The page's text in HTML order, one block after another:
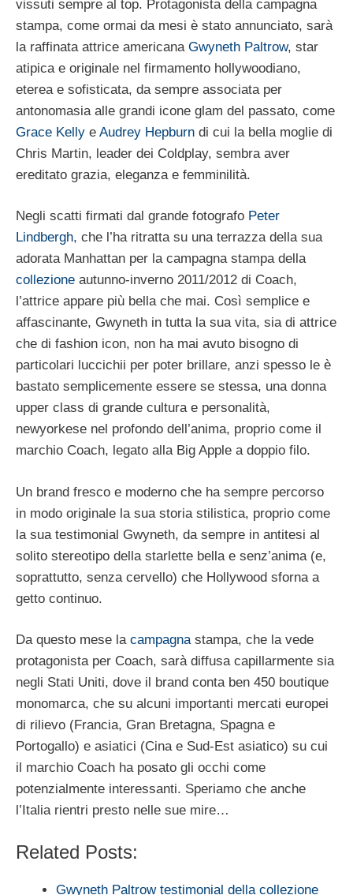
vissuti sempre al top. Protagonista della campagna
stampa, come ormai da mesi è stato annunciato, sarà
la raffinata attrice americana Gwyneth Paltrow, star
atipica e originale nel firmamento hollywoodiano,
eterea e sofisticata, da sempre associata per
antonomasia alle grandi icone glam del passato, come
Grace Kelly e Audrey Hepburn di cui la bella moglie di
Chris Martin, leader dei Coldplay, sembra aver
ereditato grazia, eleganza e femminilità.
Negli scatti firmati dal grande fotografo Peter
Lindbergh, che l’ha ritratta su una terrazza della sua
adorata Manhattan per la campagna stampa della
collezione autunno-inverno 2011/2012 di Coach,
l’attrice appare più bella che mai. Così semplice e
affascinante, Gwyneth in tutta la sua vita, sia di attrice
che di fashion icon, non ha mai avuto bisogno di
particolari luccichii per poter brillare, anzi spesso le è
bastato semplicemente essere se stessa, una donna
upper class di grande cultura e personalità,
newyorkese nel profondo dell’anima, proprio come il
marchio Coach, legato alla Big Apple a doppio filo.
Un brand fresco e moderno che ha sempre percorso
in modo originale la sua storia stilistica, proprio come
la sua testimonial Gwyneth, da sempre in antitesi al
solito stereotipo della starlette bella e senz’anima (e,
soprattutto, senza cervello) che Hollywood sforna a
getto continuo.
Da questo mese la campagnastampa, che la vede
protagonista per Coach, sarà diffusa capillarmente sia
negli Stati Uniti, dove il brand conta ben 450 boutique
monomarca, che su alcuni importanti mercati europei
di rilievo (Francia, Gran Bretagna, Spagna e
Portogallo) e asiatici (Cina e Sud-Est asiatico) su cui
il marchio Coach ha posato gli occhi come
potenzialmente interessanti. Speriamo che anche
l’Italia rientri presto nelle sue mire…
Related Posts:
Gwyneth Paltrow testimonial della collezione